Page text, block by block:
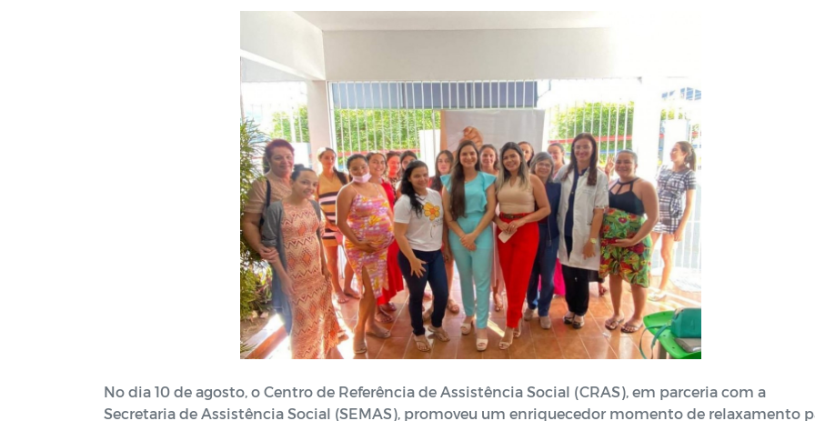
No dia 10 de agosto, o Centro de Referência de Assistência Social (CRAS), em parceria com a
Secretaria de Assistência Social (SEMAS), promoveu um enriquecedor momento de relaxamento